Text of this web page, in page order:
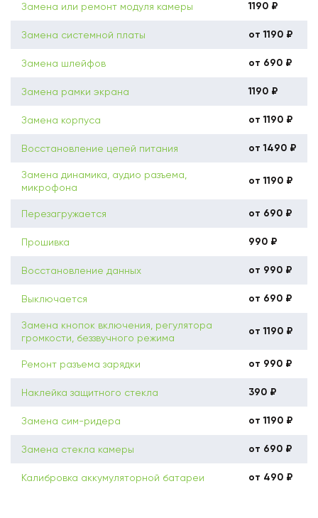
Замена или ремонт модуля камеры 1190 ₽
Замена системной платы от 1190 ₽
Замена шлейфов от 690 ₽
Замена рамки экрана 1190 ₽
Замена корпуса от 1190 ₽
Восстановление цепей питания от 1490 ₽
Замена динамика, аудио разъема,
микрофона
от 1190 ₽
Перезагружается от 690 ₽
Прошивка 990 ₽
Восстановление данных от 990 ₽
Выключается от 690 ₽
Замена кнопок включения, регулятора
громкости, беззвучного режима
от 1190 ₽
Ремонт разъема зарядки от 990 ₽
Наклейка защитного стекла 390 ₽
Замена сим-ридера от 1190 ₽
Замена стекла камеры от 690 ₽
Калибровка аккумуляторной батареи от 490 ₽